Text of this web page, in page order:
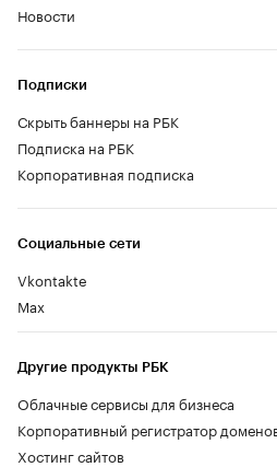
Новости
Социальные сети
Vkontakte
Max
Другие продукты РБК
Облачные сервисы для бизнеса
Корпоративный регистратор
Хостинг сайтов
Подписки
Скрыть баннеры на РБК
Подписка на РБК
Корпоративная подписка